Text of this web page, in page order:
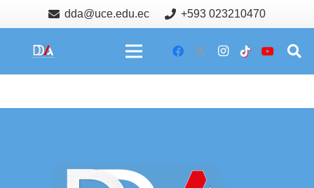
dda@uce.edu.ec +593 023210470